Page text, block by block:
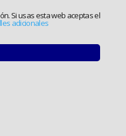
Si usas esta web aceptas el
adicionales